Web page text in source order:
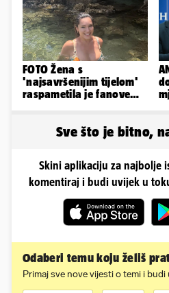
FOTO Žena s
'najsavršenijim tijelom'
raspametila je fanove
Sve što je bitno,
Skini aplikaciju za najbolje
komentiraj i budi uvijek u
Odaberi temu koju želiš
Primaj sve nove vijesti o temi i budi